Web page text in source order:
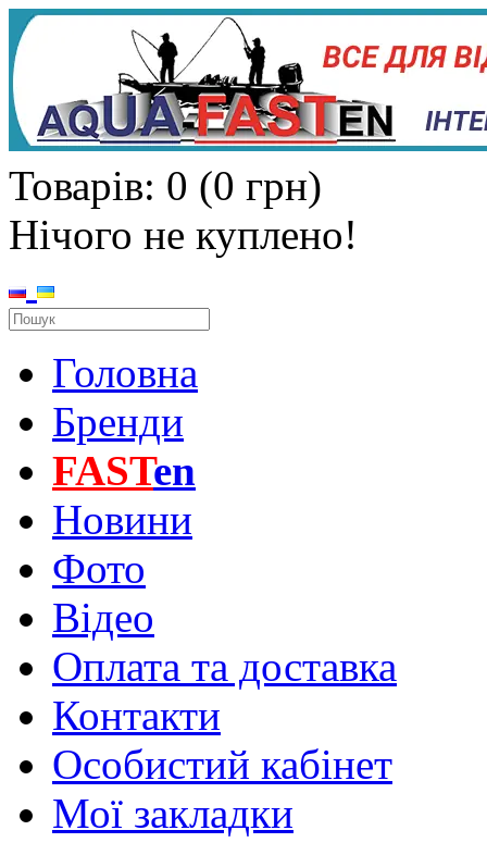
Товарів: 0 (0 грн)
Нічого не куплено!
Головна
Бренди
FASTen
Новини
Фото
Відео
Оплата та доставка
Контакти
Особистий кабінет
Мої закладки